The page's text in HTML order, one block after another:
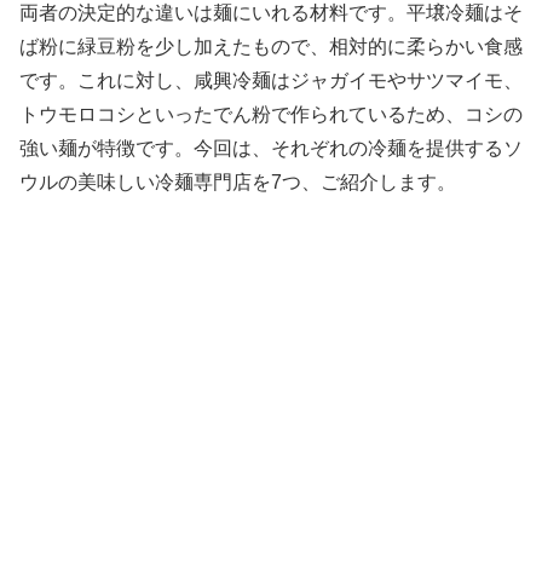
両者の決定的な違いは麺にいれる材料です。平壌冷麺はそ
ば粉に緑豆粉を少し加えたもので、相対的に柔らかい食感
です。これに対し、
咸興冷麺はジャガイモやサツマイモ、
トウモロコシといったでん粉で作られているため、コシの
強い麺が特徴です。今回は、それぞれの冷麺を提供するソ
ウルの美味しい冷麺専門店を7つ、ご紹介します。